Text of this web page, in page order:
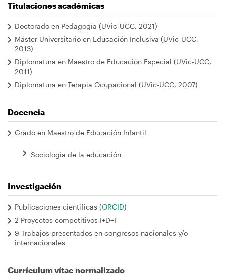
Titulaciones académicas
Doctorado en Pedagogía (UVic-UCC, 2021)
Máster Universitario en Educación Inclusiva (UVic-UCC,
2013)
Diplomatura en Maestro de Educación Especial (UVic-UCC,
2011)
Diplomatura en Terapia Ocupacional (UVic-UCC, 2007)
Docencia
Grado en Maestro de Educación Infantil
Sociología de la educación
Investigación
Publicaciones científicas (ORCID)
2 Proyectos competitivos I+D+I
9 Trabajos presentados en congresos nacionales y/o
internacionales
Currículum vítae normalizado